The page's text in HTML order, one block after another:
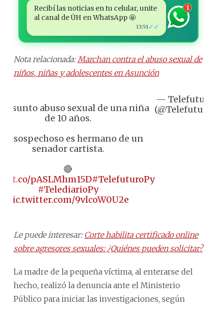
Recibí las noticias en tu celular, unite
al canal de ÚH en WhatsApp 🤩
13:51 ✓✓
1
Nota relacionada: Marchan contra el abuso sexual de
niños, niñas y adolescentes en Asunción
abuso sexual de una niña
de 10 años.
El sospechoso es hermano de un
senador cartista.
🔴
t.co/pASLMhm15D#TelefuturoPy
#TelediarioPy
pic.twitter.com/9vlcoW0U2e
— Telefuturo
(@Telefuturo)
Le puede interesar: Corte habilita certificado online
sobre agresores sexuales: ¿Quiénes pueden solicitar?
La madre de la pequeña víctima, al enterarse del
hecho, realizó la denuncia ante el Ministerio
Público para iniciar las investigaciones, según